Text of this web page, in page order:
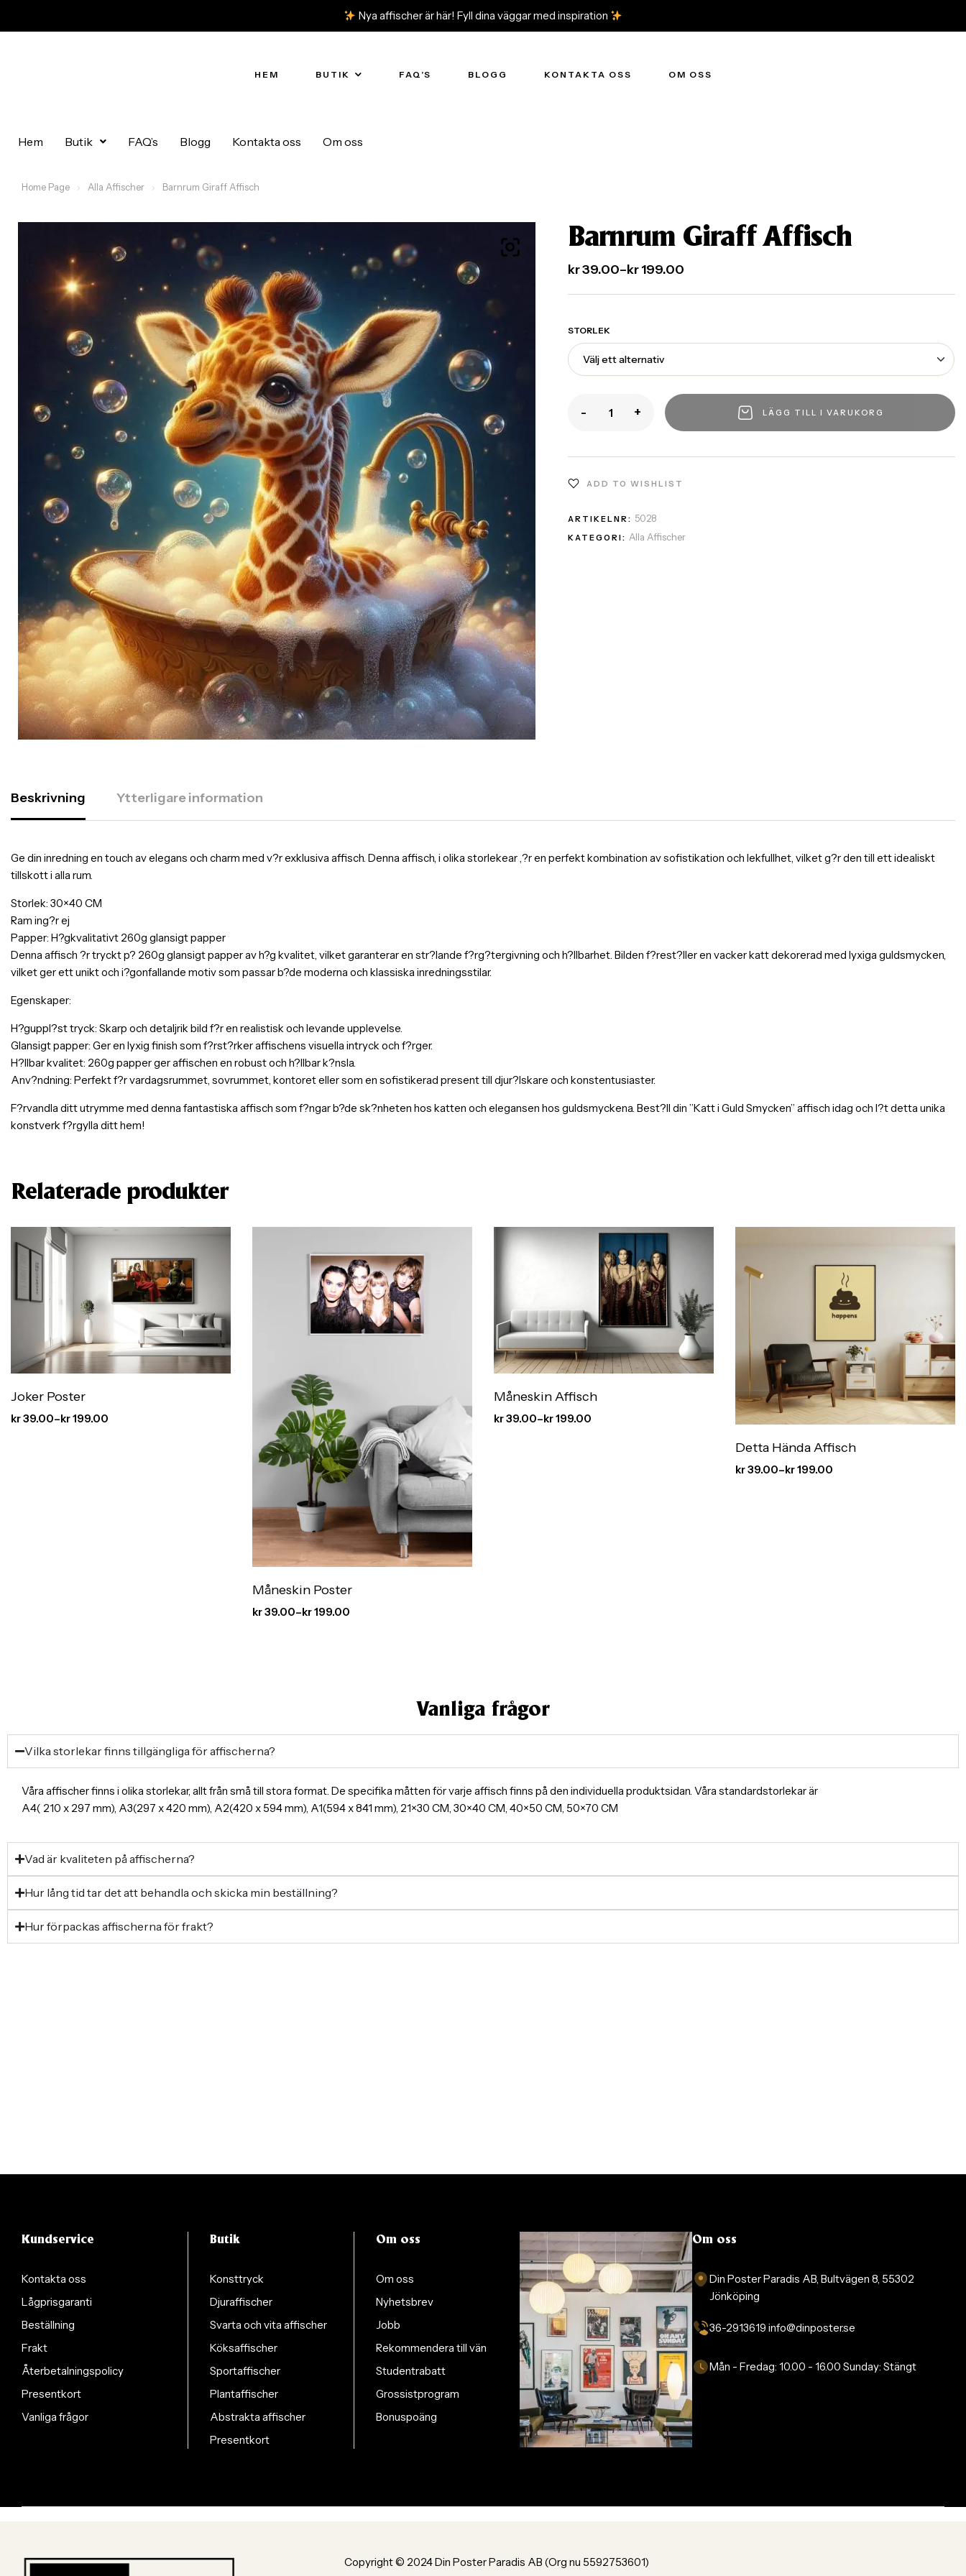
Nya affischer är här! Fyll dina väggar med inspiration
HEM BUTIK FAQ’S BLOGG KONTAKTA OSS OM OSS
Hem Butik FAQ’s Blogg Kontakta oss Om oss
Home Page Alla Affischer Barnrum Giraff Affisch
Barnrum Giraff Affisch
kr39.00–kr199.00
STORLEK
- + LÄGG TILL I VARUKORG
ADD TO WISHLIST
ARTIKELNR: 5028
KATEGORI:Alla Affischer
Beskrivning Ytterligare information
Ge din inredning en touch av elegans och charm med v?r exklusiva affisch. Denna affisch, i olika storlekear ,?r en perfekt kombination av sofistikation och lekfullhet, vilket g?r den till ett idealiskt
tillskott i alla rum.
Storlek: 30×40 CM
Ram ing?r ej
Papper: H?gkvalitativt 260g glansigt papper
Denna affisch ?r tryckt p? 260g glansigt papper av h?g kvalitet, vilket garanterar en str?lande f?rg?tergivning och h?llbarhet. Bilden f?rest?ller en vacker katt dekorerad med lyxiga guldsmycken,
vilket ger ett unikt och i?gonfallande motiv som passar b?de moderna och klassiska inredningsstilar.
Egenskaper:
H?guppl?st tryck: Skarp och detaljrik bild f?r en realistisk och levande upplevelse.
Glansigt papper: Ger en lyxig finish som f?rst?rker affischens visuella intryck och f?rger.
H?llbar kvalitet: 260g papper ger affischen en robust och h?llbar k?nsla.
Anv?ndning: Perfekt f?r vardagsrummet, sovrummet, kontoret eller som en sofistikerad present till djur?lskare och konstentusiaster.
F?rvandla ditt utrymme med denna fantastiska affisch som f?ngar b?de sk?nheten hos katten och elegansen hos guldsmyckena. Best?ll din ”Katt i Guld Smycken” affisch idag och l?t detta unika
konstverk f?rgylla ditt hem!
Relaterade produkter
Joker Poster
kr39.00–kr199.00
Måneskin Poster
kr39.00–kr199.00
Måneskin Affisch
kr39.00–kr199.00
Detta Hända Affisch
kr39.00–kr199.00
Vanliga frågor
Vilka storlekar finns tillgängliga för affischerna?
Våra affischer finns i olika storlekar, allt från små till stora format. De specifika måtten för varje affisch finns på den individuella produktsidan. Våra standardstorlekar är
A4( 210 x 297 mm), A3(297 x 420 mm), A2(420 x 594 mm), A1(594 x 841 mm), 21×30 CM, 30×40 CM, 40×50 CM, 50×70 CM
Vad är kvaliteten på affischerna?
Hur lång tid tar det att behandla och skicka min beställning?
Hur förpackas affischerna för frakt?
Kundservice
Kontakta oss
Lågprisgaranti
Beställning
Frakt
Återbetalningspolicy
Presentkort
Vanliga frågor
Butik
Konsttryck
Djuraffischer
Svarta och vita affischer
Köksaffischer
Sportaffischer
Plantaffischer
Abstrakta affischer
Presentkort
Om oss
Om oss
Nyhetsbrev
Jobb
Rekommendera till vän
Studentrabatt
Grossistprogram
Bonuspoäng
Om oss
Din Poster Paradis AB, Bultvägen 8, 55302
Jönköping
36-2913619 info@dinposter.se​
Mån - Fredag:10.00 - 16.00Sunday:Stängt
Copyright © 2024 Din Poster Paradis AB (Org nu 5592753601)